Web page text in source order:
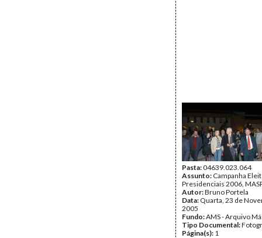
Pasta:04639.023.064
Assunto: Campanha
Presidenciais 2006,
Autor:Bruno Portela
Data: Quarta, 23 de
2005
Fundo:AMS - Arquivo
Tipo Documental:
Página(s): 1